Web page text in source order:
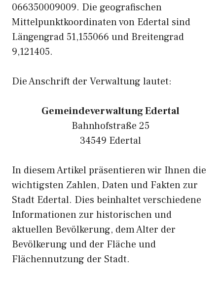
066350009009. Die geografischen
Mittelpunktkoordinaten von Edertal sind
Längengrad 51,155066 und Breitengrad
9,121405.
Die Anschrift der Verwaltung lautet:
Gemeindeverwaltung Edertal
Bahnhofstraße 25
34549 Edertal
In diesem Artikel präsentieren wir Ihnen die
wichtigsten Zahlen, Daten und Fakten zur
Stadt Edertal. Dies beinhaltet verschiedene
Informationen zur historischen und
aktuellen Bevölkerung, dem Alter der
Bevölkerung und der Fläche und
Flächennutzung der Stadt.